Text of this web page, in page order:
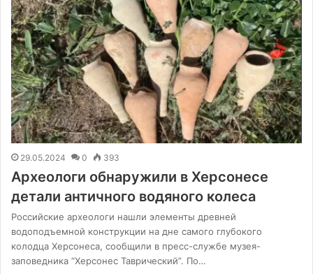
29.05.2024 0 393
Археологи обнаружили в Херсонесе
детали античного водяного колеса
Российские археологи нашли элементы древней
водоподъемной конструкции на дне самого глубокого
колодца Херсонеса, сообщили в пресс-службе музея-
заповедника “Херсонес Таврический”. По…